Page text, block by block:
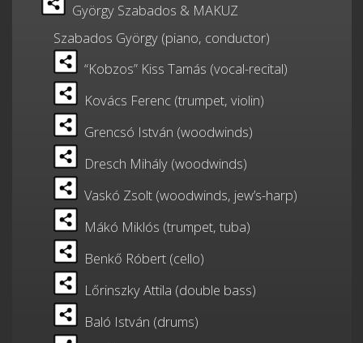
György Szabados & MAKUZ
Szabados György (piano, conductor)
“Kobzos” Kiss Tamás (vocal-recital)
Kovács Ferenc (trumpet, violin)
Grencsó István (woodwinds)
Dresch Mihály (woodwinds)
Vaskó Zsolt (woodwinds, jew’s-harp)
Mákó Miklós (trumpet, tuba)
Benkő Róbert (cello)
Lőrinszky Attila (double bass)
Baló István (drums)